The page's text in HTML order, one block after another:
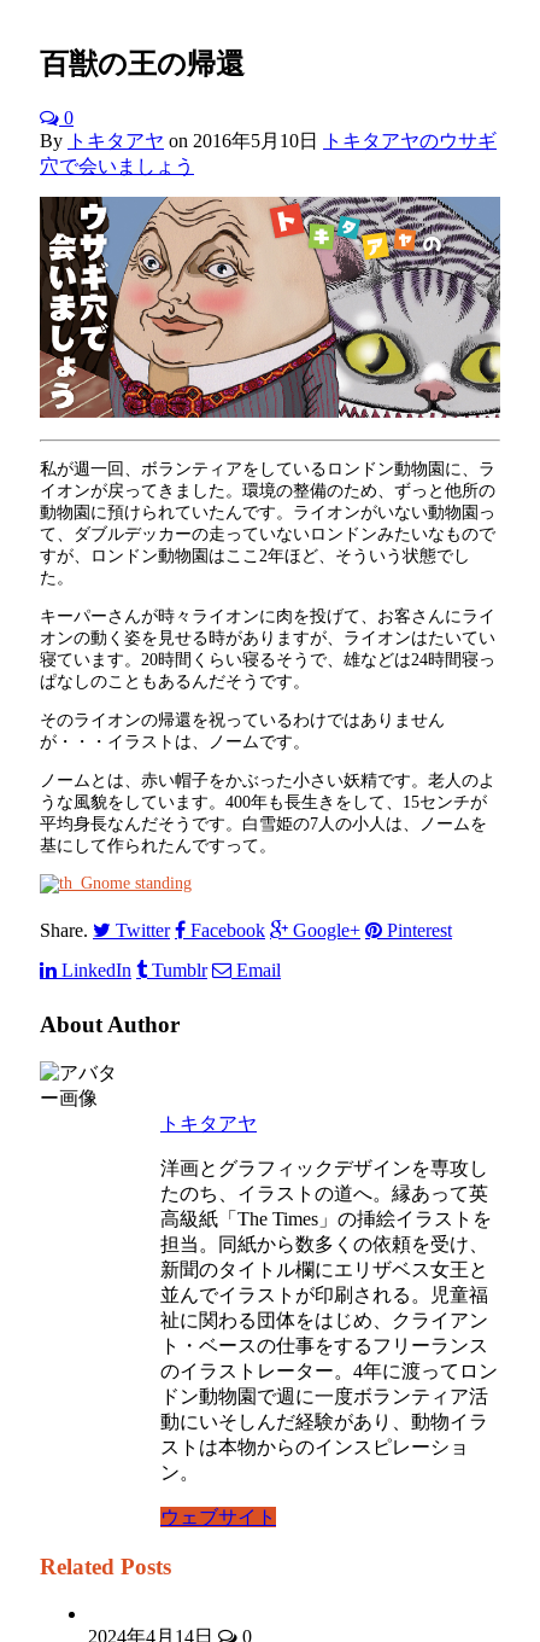
百獣の王の帰還
0
By トキタアヤ on 2016年5月10日
トキタアヤのウサギ
穴で会いましょう
私が週一回、ボランティアをしているロンドン動物園に、ラ
イオンが戻ってきました。環境の整備のため、ずっと他所の
動物園に預けられていたんです。ライオンがいない動物園っ
て、ダブルデッカーの走っていないロンドンみたいなもので
すが、ロンドン動物園はここ2年ほど、そういう状態でし
た。
キーパーさんが時々ライオンに肉を投げて、お客さんにライ
オンの動く姿を見せる時がありますが、ライオンはたいてい
寝ています。20時間くらい寝るそうで、雄などは24時間寝っ
ぱなしのこともあるんだそうです。
そのライオンの帰還を祝っているわけではありません
が・・・イラストは、ノームです。
ノームとは、赤い帽子をかぶった小さい妖精です。老人のよ
うな風貌をしています。400年も長生きをして、15センチが
平均身長なんだそうです。白雪姫の7人の小人は、ノームを
基にして作られたんですって。
Share. Twitter Facebook Google+
Pinterest
LinkedIn
Tumblr Email
About Author
トキタアヤ
洋画とグラフィックデザインを専攻し
たのち、イラストの道へ。縁あって英
高級紙「The Times」の挿絵イラストを
担当。同紙から数多くの依頼を受け、
新聞のタイトル欄にエリザベス女王と
並んでイラストが印刷される。児童福
祉に関わる団体をはじめ、クライアン
ト・ベースの仕事をするフリーランス
のイラストレーター。4年に渡ってロン
ドン動物園で週に一度ボランティア活
動にいそしんだ経験があり、動物イラ
ストは本物からのインスピレーショ
ン。
ウェブサイト
Related Posts
2024年4月14日 0